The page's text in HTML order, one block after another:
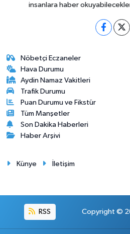
insanlara haber
Nöbetçi Eczaneler
Hava Durumu
Aydin Namaz Vakitleri
Trafik Durumu
Puan Durumu ve Fikstür
Tüm Manşetler
Son Dakika Haberleri
Haber Arşivi
Künye İletişim
RSS Copyright ©